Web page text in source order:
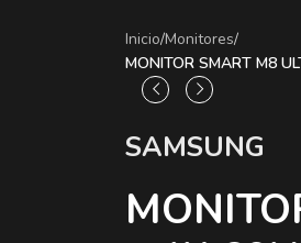
Inicio/Monitores/
MONITOR SMART M8
SAMSUNG